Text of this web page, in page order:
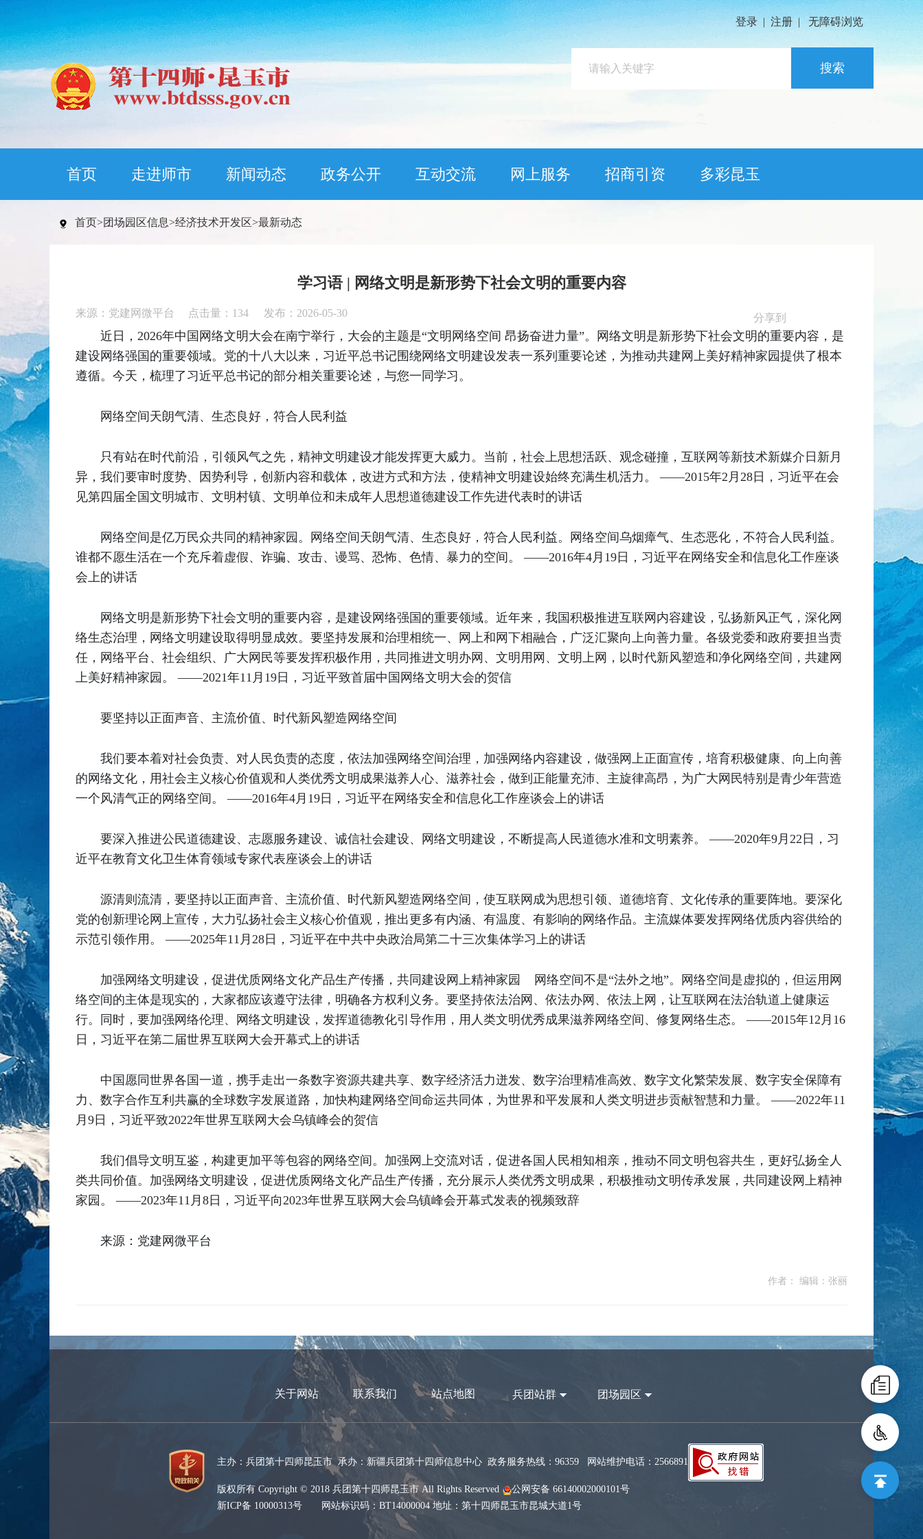
登录 | 注册 | 无障碍浏览
搜索
首页 走进师市 新闻动态 政务公开 互动交流 网上服务 招商引资 多彩昆玉
首页>团场园区信息>经济技术开发区>最新动态
学习语 | 网络文明是新形势下社会文明的重要内容
来源：党建网微平台 点击量： 134 发布：2026-05-30 分享到
近日，2026年中国网络文明大会在南宁举行，大会的主题是“文明网络空间 昂扬奋进力量”。网络文明是新形势下社会文明的重要内容，是
建设网络强国的重要领域。党的十八大以来，习近平总书记围绕网络文明建设发表一系列重要论述，为推动共建网上美好精神家园提供了根本
遵循。今天，梳理了习近平总书记的部分相关重要论述，与您一同学习。
网络空间天朗气清、生态良好，符合人民利益
只有站在时代前沿，引领风气之先，精神文明建设才能发挥更大威力。当前，社会上思想活跃、观念碰撞，互联网等新技术新媒介日新月
异，我们要审时度势、因势利导，创新内容和载体，改进方式和方法，使精神文明建设始终充满生机活力。 ——2015年2月28日，习近平在会
见第四届全国文明城市、文明村镇、文明单位和未成年人思想道德建设工作先进代表时的讲话
网络空间是亿万民众共同的精神家园。网络空间天朗气清、生态良好，符合人民利益。网络空间乌烟瘴气、生态恶化，不符合人民利益。
谁都不愿生活在一个充斥着虚假、诈骗、攻击、谩骂、恐怖、色情、暴力的空间。 ——2016年4月19日，习近平在网络安全和信息化工作座谈
会上的讲话
网络文明是新形势下社会文明的重要内容，是建设网络强国的重要领域。近年来，我国积极推进互联网内容建设，弘扬新风正气，深化网
络生态治理，网络文明建设取得明显成效。要坚持发展和治理相统一、网上和网下相融合，广泛汇聚向上向善力量。各级党委和政府要担当责
任，网络平台、社会组织、广大网民等要发挥积极作用，共同推进文明办网、文明用网、文明上网，以时代新风塑造和净化网络空间，共建网
上美好精神家园。 ——2021年11月19日，习近平致首届中国网络文明大会的贺信
要坚持以正面声音、主流价值、时代新风塑造网络空间
我们要本着对社会负责、对人民负责的态度，依法加强网络空间治理，加强网络内容建设，做强网上正面宣传，培育积极健康、向上向善
的网络文化，用社会主义核心价值观和人类优秀文明成果滋养人心、滋养社会，做到正能量充沛、主旋律高昂，为广大网民特别是青少年营造
一个风清气正的网络空间。 ——2016年4月19日，习近平在网络安全和信息化工作座谈会上的讲话
要深入推进公民道德建设、志愿服务建设、诚信社会建设、网络文明建设，不断提高人民道德水准和文明素养。 ——2020年9月22日，习
近平在教育文化卫生体育领域专家代表座谈会上的讲话
源清则流清，要坚持以正面声音、主流价值、时代新风塑造网络空间，使互联网成为思想引领、道德培育、文化传承的重要阵地。要深化
党的创新理论网上宣传，大力弘扬社会主义核心价值观，推出更多有内涵、有温度、有影响的网络作品。主流媒体要发挥网络优质内容供给的
示范引领作用。 ——2025年11月28日，习近平在中共中央政治局第二十三次集体学习上的讲话
加强网络文明建设，促进优质网络文化产品生产传播，共同建设网上精神家园
网络空间不是“法外之地”。网络空间是虚拟的，但运用网
络空间的主体是现实的，大家都应该遵守法律，明确各方权利义务。要坚持依法治网、依法办网、依法上网，让互联网在法治轨道上健康运
行。同时，要加强网络伦理、网络文明建设，发挥道德教化引导作用，用人类文明优秀成果滋养网络空间、修复网络生态。 ——2015年12月16
日，习近平在第二届世界互联网大会开幕式上的讲话
中国愿同世界各国一道，携手走出一条数字资源共建共享、数字经济活力迸发、数字治理精准高效、数字文化繁荣发展、数字安全保障有
力、数字合作互利共赢的全球数字发展道路，加快构建网络空间命运共同体，为世界和平发展和人类文明进步贡献智慧和力量。 ——2022年11
月9日，习近平致2022年世界互联网大会乌镇峰会的贺信
我们倡导文明互鉴，构建更加平等包容的网络空间。加强网上交流对话，促进各国人民相知相亲，推动不同文明包容共生，更好弘扬全人
类共同价值。加强网络文明建设，促进优质网络文化产品生产传播，充分展示人类优秀文明成果，积极推动文明传承发展，共同建设网上精神
家园。 ——2023年11月8日，习近平向2023年世界互联网大会乌镇峰会开幕式发表的视频致辞
来源：党建网微平台
作者： 编辑：张丽
关于网站 联系我们 站点地图 兵团站群 团场园区
主办：兵团第十四师昆玉市 承办：新疆兵团第十四师信息中心 政务服务热线：96359 网站维护电话：2566891
版权所有 Copyright © 2018 兵团第十四师昆玉市 All Rights Reserved
公网安备 66140002000101号
新ICP备 10000313号 网站标识码：BT14000004 地址：第十四师昆玉市昆城大道1号